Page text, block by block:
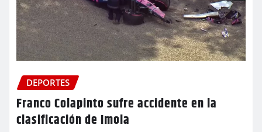
DEPORTES
Franco Colapinto sufre accidente en la
clasificación de Imola